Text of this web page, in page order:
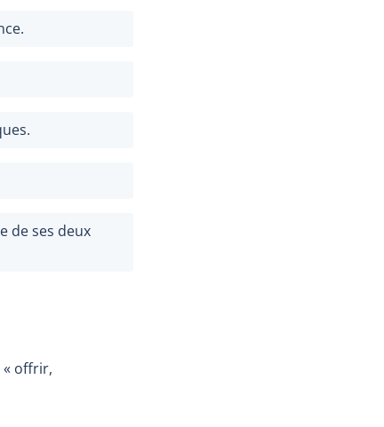
de ses deux
« offrir,